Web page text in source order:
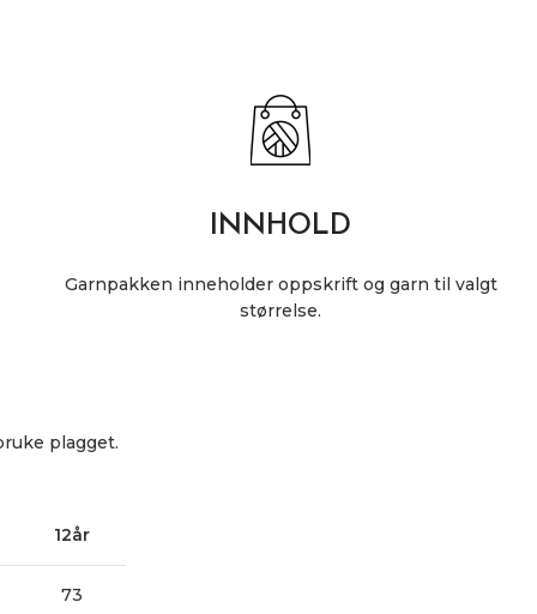
INNHOLD
Garnpakken inneholder oppskrift og garn til valgt
størrelse.
plagget.
12år
73